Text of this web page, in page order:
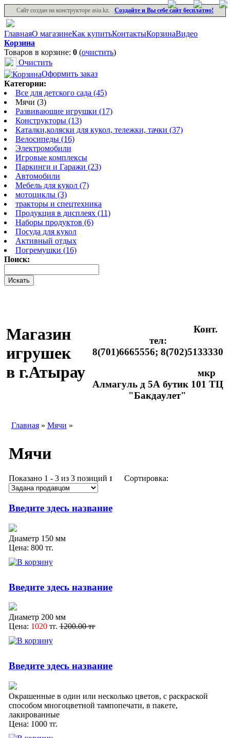
Сайт создан на конструкторе asia.kz. Создайте и Вы себе сайт бесплатно!
ГлавнаяО магазинеКак купитьКонтактыКорзинаВидео
Корзина
Товаров в корзине: 0 (очистить)
Очистить
Оформить заказ
Категории:
Все для детского сада (45)
Мячи (3)
Развивающие игрушки (17)
Конструкторы (13)
Каталки,коляски для кукол, тележки, тачки (37)
Велосипеды (16)
Электромобили
Игровые комплексы
Паркинги и Гаражи (23)
Автомобили
Мебель для кукол (7)
мотоциклы (3)
тракторы и спецтехника
Продукция в дисплеях (11)
Наборы продуктов (6)
Посуда для кукол
Активный отдых
Погремушки (16)
Поиск:
Магазин
игрушек
в г.Атырау
Конт.
тел:
8(701)6665556; 8(702)5133330
мкр
Алмагуль д 5А бутик 101 ТЦ
"Бакдаулет"
Главная» Мячи »
Мячи
Показано 1 - 3 из 3позиций 1 Сортировка:
Введите здесь название
Диаметр 150 мм
Цена: 800тг.
Введите здесь название
Диаметр 200 мм
Цена: 1020тг.1200.00 тг
Введите здесь название
Окрашенные в один или несколько цветов, с раскраской
способом многоцветной тампопечати, в пакете,
лакированные
Цена: 1000тг.